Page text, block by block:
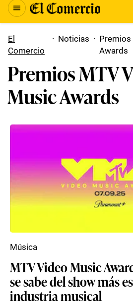
El
Comercio
· Noticias ·
Awards
Premios MTV
Music Awards
MTV Video Music
se sabe del show más
industria musical
Música